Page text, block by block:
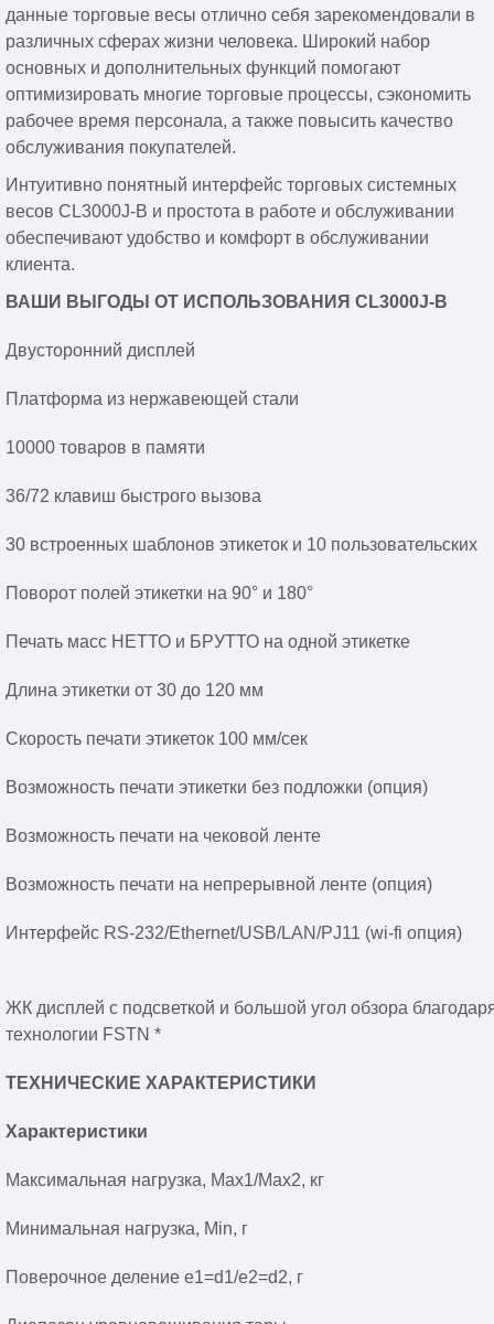
данные торговые весы отлично себя зарекомендовали в
различных сферах жизни человека. Широкий набор
основных и дополнительных функций помогают
оптимизировать многие торговые процессы, сэкономить
рабочее время персонала, а также повысить качество
обслуживания покупателей.
Интуитивно понятный интерфейс торговых системных
весов CL3000J-B и простота в работе и обслуживании
обеспечивают удобство и комфорт в обслуживании
клиента.
ВАШИ ВЫГОДЫ ОТ ИСПОЛЬЗОВАНИЯ CL3000J-B
Двусторонний дисплей
Платформа из нержавеющей стали
10000 товаров в памяти
36/72 клавиш быстрого вызова
30 встроенных шаблонов этикеток и 10 пользовательских
Поворот полей этикетки на 90° и 180°
Печать масс НЕТТО и БРУТТО на одной этикетке
Длина этикетки от 30 до 120 мм
Скорость печати этикеток 100 мм/сек
Возможность печати этикетки без подложки (опция)
Возможность печати на чековой ленте
Возможность печати на непрерывной ленте (опция)
Интерфейс RS-232/Ethernet/USB/LAN/PJ11 (wi-fi опция)
ЖК дисплей с подсветкой и большой угол обзора
технологии FSTN *
ТЕХНИЧЕСКИЕ ХАРАКТЕРИСТИКИ
Характеристики
Максимальная нагрузка, Max1/Max2, кг
Минимальная нагрузка, Min, г
Поверочное деление e1=d1/e2=d2, г